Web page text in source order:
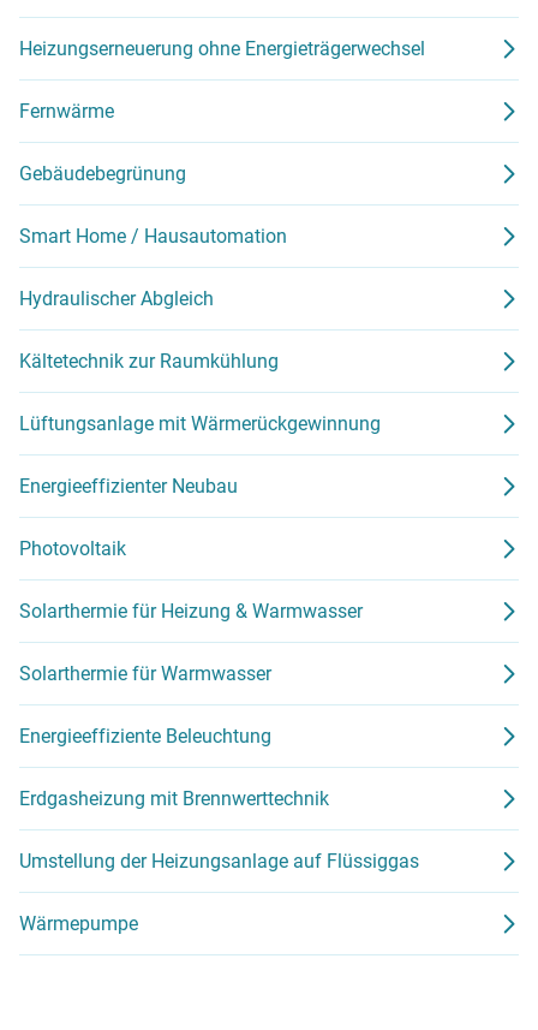
Heizungserneuerung ohne Energieträgerwechsel
Fernwärme
Gebäudebegrünung
Smart Home / Hausautomation
Hydraulischer Abgleich
Kältetechnik zur Raumkühlung
Lüftungsanlage mit Wärmerückgewinnung
Energieeffizienter Neubau
Photovoltaik
Solarthermie für Heizung & Warmwasser
Solarthermie für Warmwasser
Energieeffiziente Beleuchtung
Erdgasheizung mit Brennwerttechnik
Umstellung der Heizungsanlage auf Flüssiggas
Wärmepumpe